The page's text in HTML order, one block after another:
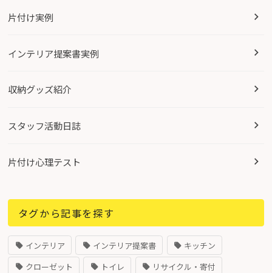
片付け実例
インテリア提案書実例
収納グッズ紹介
スタッフ活動日誌
片付け心理テスト
タグから記事を探す
インテリア インテリア提案書
キッチン
クローゼット
トイレ
リサイクル・寄付